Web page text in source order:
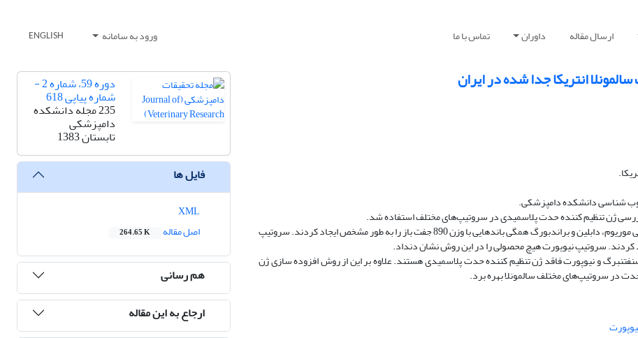
ارسال مقاله داوران تماس با ما ورود به سامانه ENGLISH
انتریکا جدا شده در ایران
شناسی دانشکده دامپزشکی.
نتایج: در افزوده سازی ژن spvR سالمونلا آبورتوس اویس، انترایتیدیس، تیفی موریوم، دابلین و براندبورگ همگی باندهایی با وزن 890 جفت باز را به طور مشخص ایجاد کردند. سروتیپ
سروتیپ نیویورت هیچ محصولی را در این روش نشان دنداد.
و نیوپورت فاقد ژن تنظیم کننده حدت پلاسمیدی هستند. علاوه بر این از روش افزوده سازی ژن
دوره 59، شماره 2 -
شماره پیاپی 618
235 مجله دانشکده
دامپزشکی
تابستان 1383
فایل ها
اصل مقاله
264.65 K
هم رسانی
ارجاع به این مقاله